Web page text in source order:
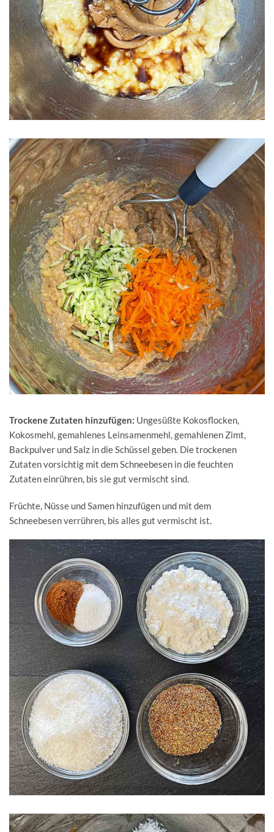
Trockene Zutaten hinzufügen: Ungesüßte Kokosflocken,
Kokosmehl, gemahlenes Leinsamenmehl, gemahlenen Zimt,
Backpulver und Salz in die Schüssel geben. Die trockenen
Zutaten vorsichtig mit dem Schneebesen in die feuchten
Zutaten einrühren, bis sie gut vermischt sind.
Früchte, Nüsse und Samen hinzufügen und mit dem
Schneebesen verrühren, bis alles gut vermischt ist.